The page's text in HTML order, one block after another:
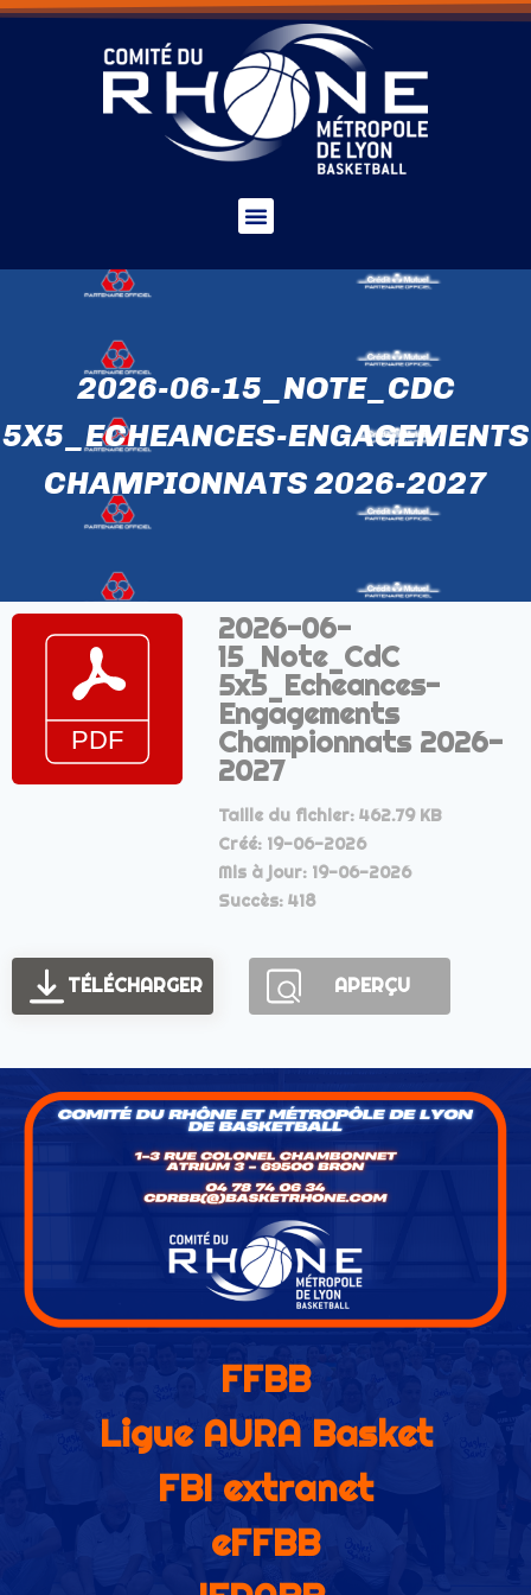
2026-06-15_NOTE_CDC
5X5_ECHEANCES-ENGAGEMENTS
CHAMPIONNATS 2026-2027
2026-06-
15_Note_CdC
5x5_Echeances-
Engagements
Championnats 2026-
2027
Taille du fichier: 462.79 KB
Créé: 19-06-2026
Mis à jour: 19-06-2026
Succès: 418
TÉLÉCHARGER APERÇU
FFBB
Ligue AURA Basket
FBI extranet
eFFBB